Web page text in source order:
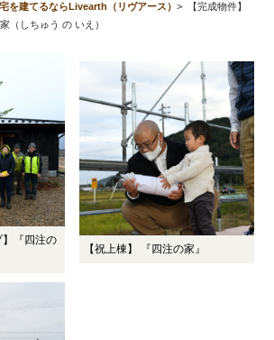
を建てるならLivearth（リヴアース）>
【完成物件】
（しちゅう の いえ）
】『四注の
【祝上棟】 『四注の家』